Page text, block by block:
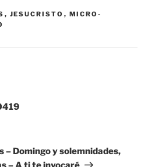
, JESUCRISTO , MICRO-
– Domingo y solemnidades,